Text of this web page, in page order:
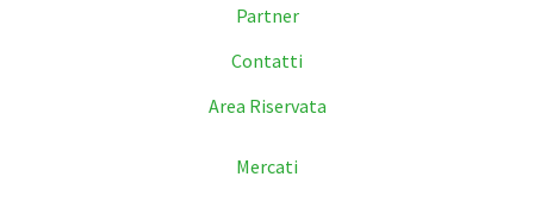
Partner
Contatti
Area Riservata
Mercati